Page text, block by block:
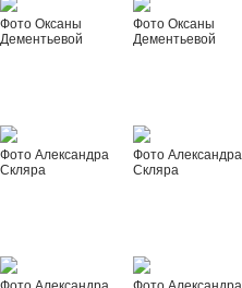
Фото Оксаны
Дементьевой
Фото Оксаны
Дементьевой
Фото Александра
Скляра
Фото Александра
Скляра